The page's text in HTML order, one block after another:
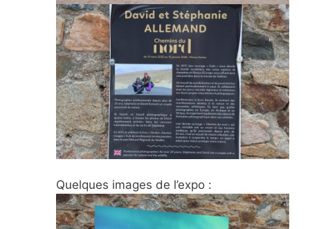
Quelques images de l’expo :